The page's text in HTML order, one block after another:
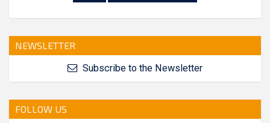
NEWSLETTER
Subscribe to the Newsletter
FOLLOW US